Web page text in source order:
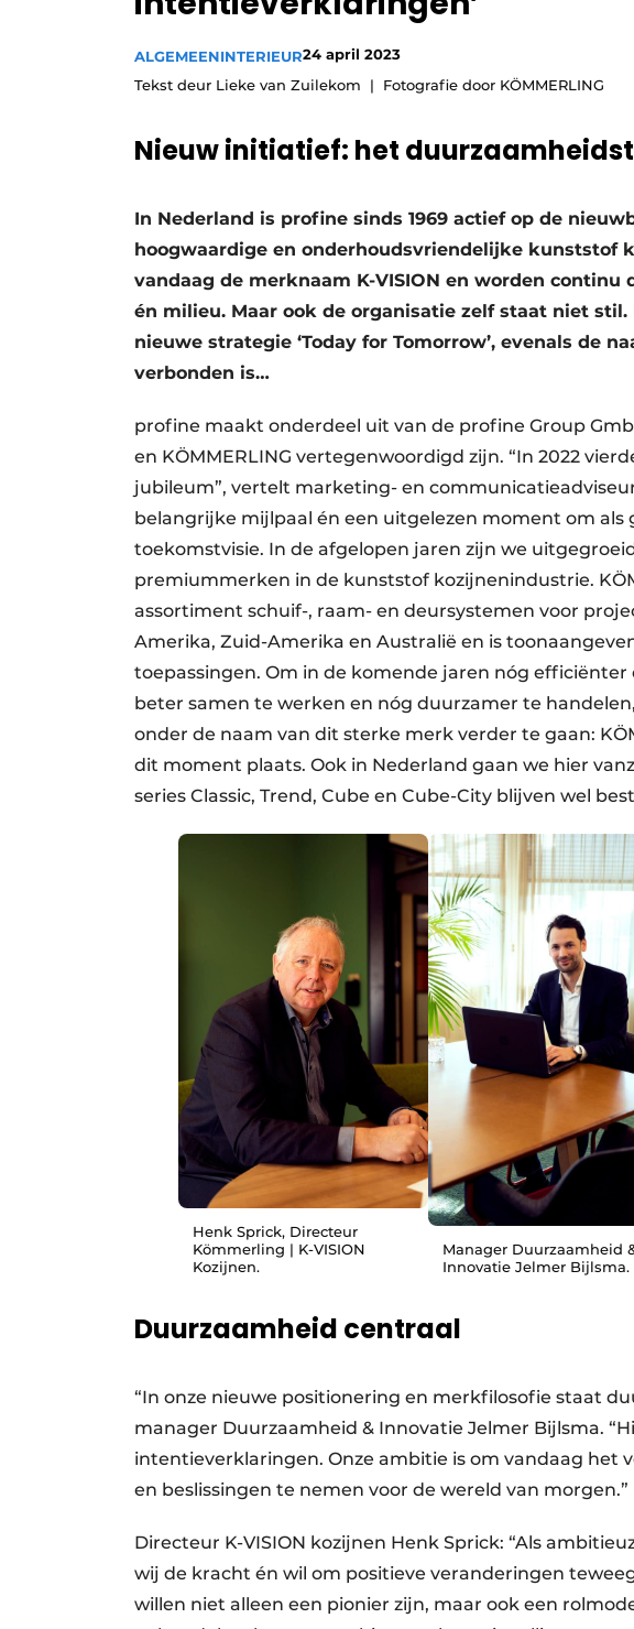
ALGEMEENINTERIEUR24 april 2023
Tekst deur Lieke van Zuilekom
Fotografie door KÖMMERLING
Nieuw initiatief: het
In Nederland is profine sinds 1969 actief op de
hoogwaardige en onderhoudsvriendelijke kunststof
vandaag de merknaam K-VISION en worden
én milieu. Maar ook de organisatie zelf staat niet
nieuwe strategie ‘Today for Tomorrow’, evenals de
verbonden is…
profine maakt onderdeel uit van de profine Group
en KÖMMERLING vertegenwoordigd zijn. “In 2022
jubileum”, vertelt marketing- en
belangrijke mijlpaal én een uitgelezen moment om als
toekomstvisie. In de afgelopen jaren zijn we
premiummerken in de kunststof kozijnenindustrie.
assortiment schuif-, raam- en deursystemen voor
Amerika, Zuid-Amerika en Australië en is
toepassingen. Om in de komende jaren nóg
beter samen te werken en nóg duurzamer te
onder de naam van dit sterke merk verder te gaan:
dit moment plaats. Ook in Nederland gaan we hier
series Classic, Trend, Cube en Cube-City blijven wel
Henk Sprick, Directeur
Kömmerling | K-VISION
Kozijnen.
Manager Duurzaamheid
Innovatie Jelmer Bijlsma.
Duurzaamheid centraal
“In onze nieuwe positionering en merkfilosofie staat
manager Duurzaamheid & Innovatie Jelmer Bijlsma.
intentieverklaringen. Onze ambitie is om vandaag het
en beslissingen te nemen voor de wereld van morgen.”
Directeur K-VISION kozijnen Henk Sprick: “Als
wij de kracht én wil om positieve veranderingen
willen niet alleen een pionier zijn, maar ook een